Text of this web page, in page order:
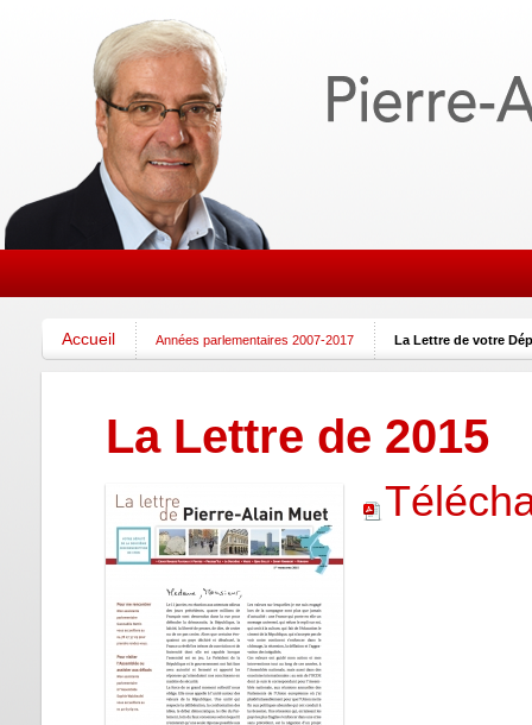
Accueil Années parlementaires 2007-2017 La Lettre de votre
La Lettre de 2015